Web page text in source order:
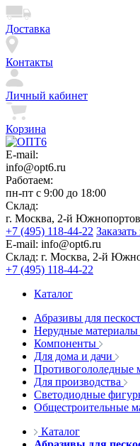
Доставка
Контакты
Личный кабинет
Корзина
E-mail:
info@opt6.ru
Работаем:
пн-пт с 9:00 до 18:00
Склад:
г. Москва, 2-й
+7 (495) 118-44-22
E-mail: info@opt6.ru
Склад: г. Москва, 2-й
+7 (495) 118-44-22
Каталог
Абразивы для
Нерудные материалы
Компоненты
Для дома и дачи
Противогололедные
Для производства
Светодиодные
Общестроительные
Каталог